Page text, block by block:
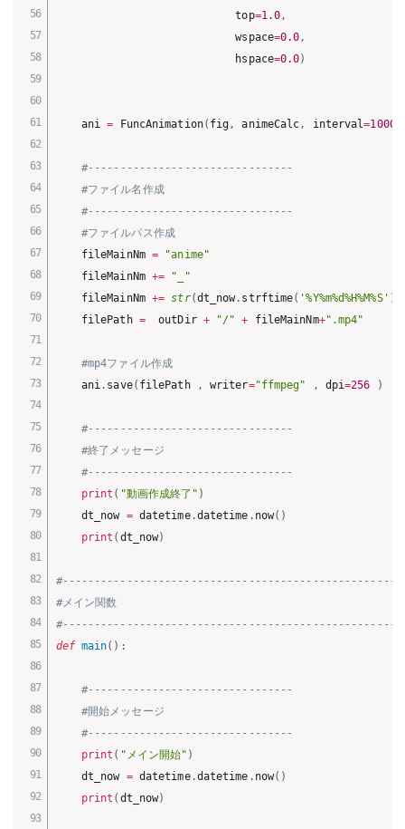
                            top
=1.0 ,
                            wspace
=0.0 ,
                            hspace
=0.0)
    ani
= FuncAnimation( fig , animeCalc , interval=1000
#--------------------------------
#ファイル名作成
#--------------------------------
#ファイルパス作成
    fileMainNm
=
"anime"
    fileMainNm
+=
"_"
    fileMainNm
+= str(dt_now. strftime( '%Y%m%d%H%M%S' )
    filePath
=
  outDir
+ "/" + fileMainNm+".mp4"
#mp4ファイル作成
    ani
. save( filePath , writer="ffmpeg" , dpi=256 )
#--------------------------------
#終了メッセージ
#--------------------------------
print ( "動画作成終了" )
    dt_now
= datetime.datetime . now( )
print ( dt_now)
#メイン関数
def main( ) :
#--------------------------------
#開始メッセージ
#--------------------------------
print ( "メイン開始" )
    dt_now
= datetime.datetime . now( )
print ( dt_now)